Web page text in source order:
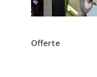
Offerte